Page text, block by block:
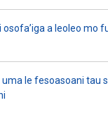
osofa’iga a leoleo mo
uma le fesoasoani tau